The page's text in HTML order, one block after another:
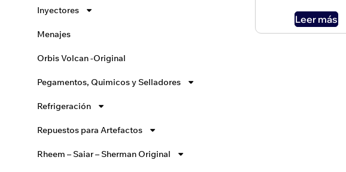
Inyectores
Menajes
Orbis Volcan -Original
Pegamentos, Quimicos y Selladores
Refrigeración
Repuestos para Artefactos
Rheem – Saiar – Sherman Original
Leer más